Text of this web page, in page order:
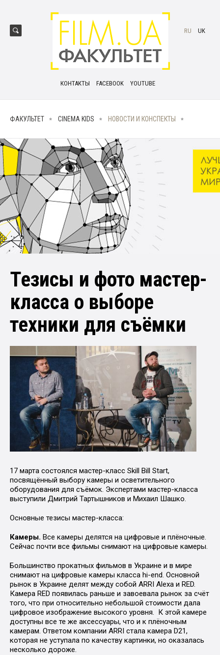
КОНТАКТЫ FACEBOOK YOUTUBE
RU UK
ФАКУЛЬТЕТ CINEMA KIDS НОВОСТИ И КОНСПЕКТЫ
Тезисы и фото мастер-
класса о выборе
техники для съёмки
17 марта состоялся мастер-класс Skill Bill Start,
посвящённый выбору камеры и осветительного
оборудования для съёмок. Экспертами мастер-класса
выступили Дмитрий Тартышников и Михаил Шашко.
Основные тезисы мастер-класса:
Камеры. Все камеры делятся на цифровые и плёночные.
Сейчас почти все фильмы снимают на цифровые камеры.
Большинство прокатных фильмов в Украине и в мире
снимают на цифровые камеры класса hi-end. Основной
рынок в Украине делят между собой ARRI Alexa и RED.
Камера RED появилась раньше и завоевала рынок за счёт
того, что при относительно небольшой стоимости дала
цифровое изображение высокого уровня. К этой камере
доступны все те же аксессуары, что и к плёночным
камерам. Ответом компании ARRI стала камера D21,
которая не уступала по качеству картинки, но оказалась
несколько дороже.